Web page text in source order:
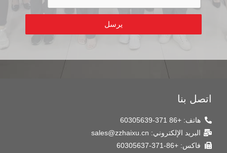
يرسل
اتصل بنا
هاتف: +86 371-60305639
البريد الإلكتروني: sales@zzhaixu.cn
فاكس: +86-371-60305637